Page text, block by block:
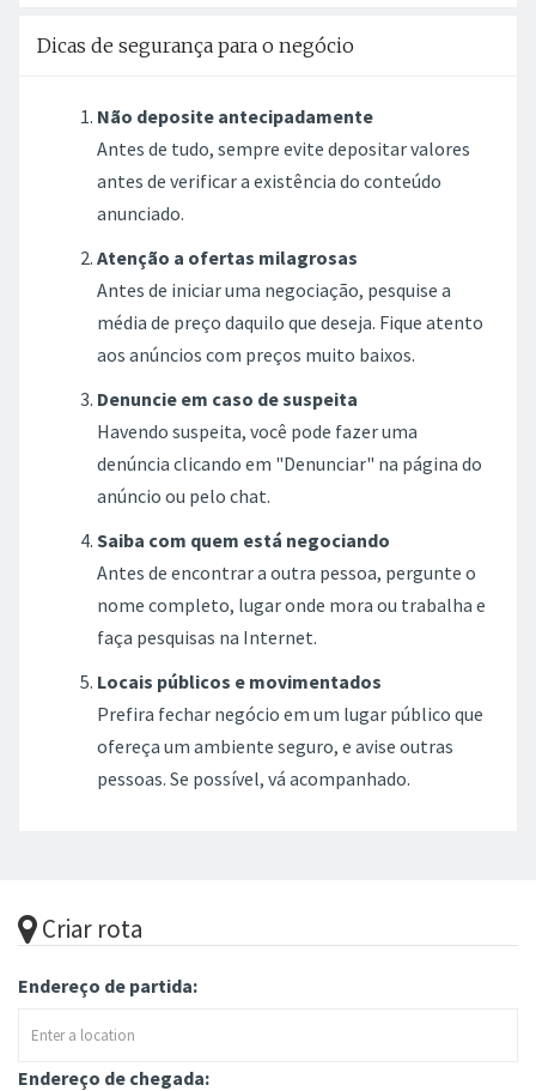
Dicas de segurança para o negócio
Não deposite antecipadamente
Antes de tudo, sempre evite depositar valores
antes de verificar a existência do conteúdo
anunciado.
Atenção a ofertas milagrosas
Antes de iniciar uma negociação, pesquise a
média de preço daquilo que deseja. Fique atento
aos anúncios com preços muito baixos.
Denuncie em caso de suspeita
Havendo suspeita, você pode fazer uma
denúncia clicando em "Denunciar" na página do
anúncio ou pelo chat.
Saiba com quem está negociando
Antes de encontrar a outra pessoa, pergunte o
nome completo, lugar onde mora ou trabalha e
faça pesquisas na Internet.
Locais públicos e movimentados
Prefira fechar negócio em um lugar público que
ofereça um ambiente seguro, e avise outras
pessoas. Se possível, vá acompanhado.
Criar rota
Endereço de partida:
Endereço de chegada: